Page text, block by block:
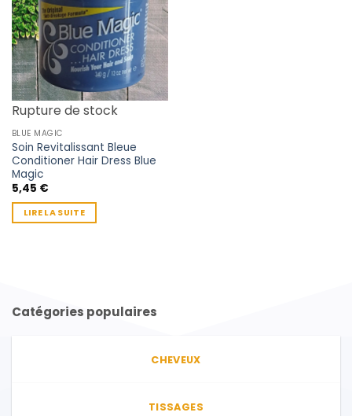
Rupture de stock
BLUE MAGIC
Soin Revitalissant Bleue
Conditioner Hair Dress Blue
Magic
5,45 €
LIRE LA SUITE
Catégories populaires
CHEVEUX
TISSAGES